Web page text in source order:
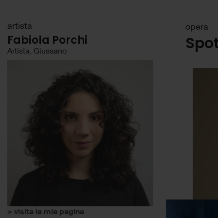
opera
artista
Fabiola Porchi
Artista, Giussano
> visita la mia pagina